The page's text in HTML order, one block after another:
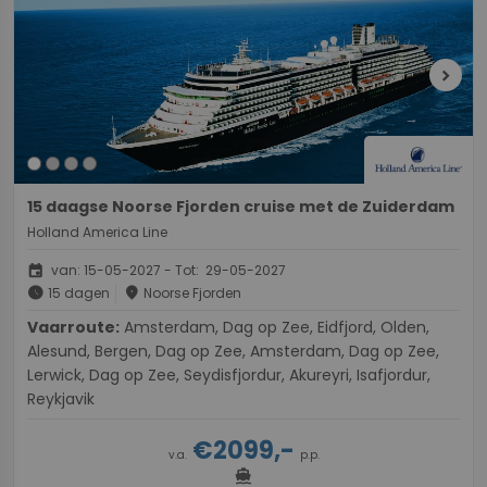
chevron_right
15 daagse Noorse Fjorden cruise met de Zuiderdam
Holland America Line
event van: 15-05-2027 - Tot: 29-05-2027
schedule 15 dagen place Noorse Fjorden
Vaarroute:
Alesund, Bergen, Dag op Zee, Amsterdam, Dag op Zee,
Lerwick, Dag op Zee, Seydisfjordur, Akureyri, Isafjordur,
Reykjavik
v.a.€2099,- p.p.
directions_boat